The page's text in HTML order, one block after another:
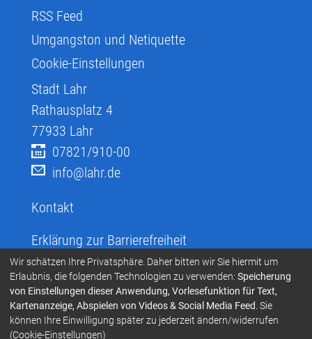
RSS Feed
Umgangston und Netiquette
Cookie-Einstellungen
Stadt Lahr
Rathausplatz 4
77933 Lahr
07821/910-00
info@lahr.de
Kontakt
Erklärung zur Barrierefreiheit
Infos zur Barrierefreiheit
Infos in leichter Sprache
Infos zur Gebärdensprache
Übersetzen und Vorlesen
Wir schätzen Ihre Privatsphäre. Daher bitten wir Sie hiermit um
Erlaubnis, die folgenden Technologien zu verwenden: Speicherung
von Einstellungen dieser Anwendung, Vorlesefunktion für Text,
Kartenanzeige, Abspielen von Videos & Social Media Feed. Sie
können Ihre Einwilligung später zu jederzeit ändern/widerrufen
(Cookie-Einstellungen)